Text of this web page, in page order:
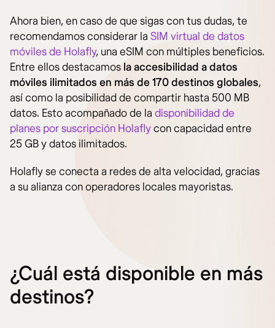
Ahora bien, en caso de que sigas con tus dudas, te
recomendamos considerar la SIM virtual de datos
móviles de Holafly, una eSIM con múltiples beneficios.
Entre ellos destacamos la accesibilidad a datos
móviles ilimitados en más de 170 destinos globales,
así como la posibilidad de compartir hasta 500 MB
datos. Esto acompañado de la disponibilidad de
planes por suscripción Holaflycon capacidad entre
25 GB y datos ilimitados.
Holafly se conecta a redes de alta velocidad, gracias
a su alianza con operadores locales mayoristas.
¿Cuál está disponible en más
destinos?